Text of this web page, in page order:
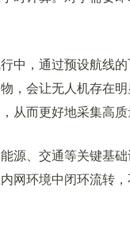
，通过预设航线的
，会让无人机存在
从而更好地采集高质
、交通等关键基础
网环境中闭环流转